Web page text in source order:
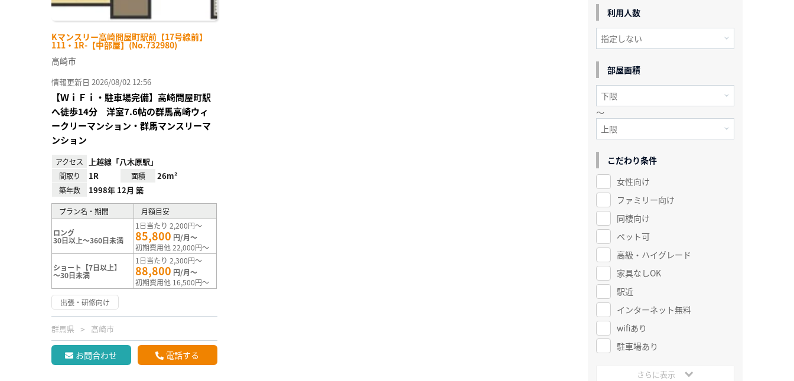
Kマンスリー高崎問屋町駅前【17号線前】
111・1R-【中部屋】(No.732980)
高崎市
情報更新日 2026/08/02 12:56
【ＷｉＦｉ・駐車場完備】高崎問屋町駅
へ徒歩14分 洋室7.6帖の群馬高崎ウィ
ークリーマンション・群馬マンスリーマ
ンション
アクセス 上越線「八木原駅」
間取り 1R 面積 26m²
築年数 1998年 12月 築
プラン名・期間 月額目安
ロング
30日以上～360日未満
1日当たり 2,200円～
85,800 円/月～
初期費用他 22,000円～
ショート【7日以上】
～30日未満
1日当たり 2,300円～
88,800 円/月～
初期費用他 16,500円～
出張・研修向け
群馬県 高崎市
お問合わせ 電話する
利用人数
部屋面積
～
こだわり条件
女性向け
ファミリー向け
同棲向け
ペット可
高級・ハイグレード
家具なしOK
駅近
インターネット無料
wifiあり
駐車場あり
さらに表示